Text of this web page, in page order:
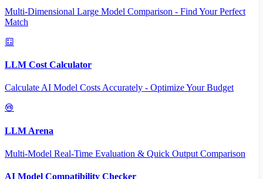
Multi-Dimensional Large Model Comparison - Find Your Perfect
Match
LLM Cost Calculator
Calculate AI Model Costs Accurately - Optimize Your Budget
LLM Arena
Multi-Model Real-Time Evaluation & Quick Output Comparison
AI Model Compatibility Checker